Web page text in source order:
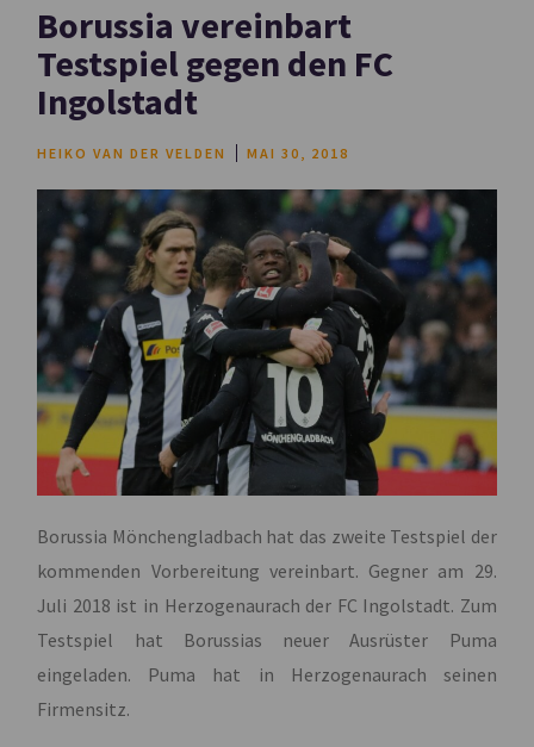
Borussia vereinbart
Testspiel gegen den FC
Ingolstadt
HEIKO VAN DER VELDEN MAI 30, 2018
Borussia Mönchengladbach hat das zweite Testspiel der
kommenden Vorbereitung vereinbart. Gegner am 29.
Juli 2018 ist in Herzogenaurach der FC Ingolstadt. Zum
Testspiel hat Borussias neuer Ausrüster Puma
eingeladen. Puma hat in Herzogenaurach seinen
Firmensitz.